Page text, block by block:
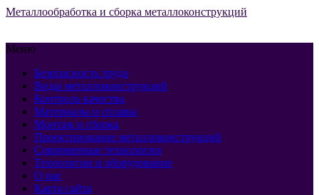
Металлообработка и сборка металлоконструкций
Меню
Безопасность труда
Виды металлоконструкций
Контроль качества
Материалы и сплавы
Монтаж и сборка
Проектирование металлоконструкций
Современные технологии
Технологии и оборудование
О нас
Карта сайта